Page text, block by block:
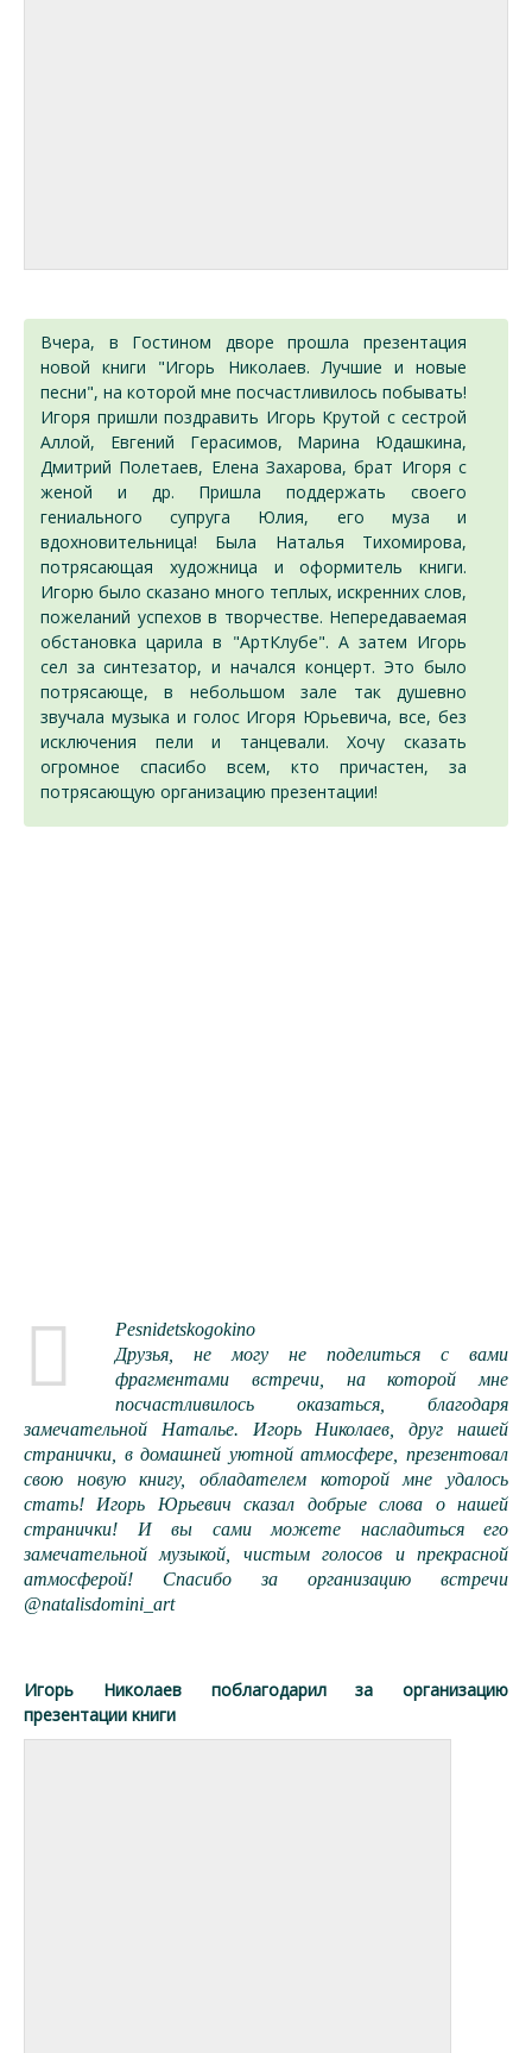
Вчера, в Гостином дворе прошла презентация
новой книги "Игорь Николаев. Лучшие и новые
песни", на которой мне посчастливилось побывать!
Игоря пришли поздравить Игорь Крутой с сестрой
Аллой, Евгений Герасимов, Марина Юдашкина,
Дмитрий Полетаев, Елена Захарова, брат Игоря с
женой и др. Пришла поддержать своего
гениального супруга Юлия, его муза и
вдохновительница! Была Наталья Тихомирова,
потрясающая художница и оформитель книги.
Игорю было сказано много теплых, искренних слов,
пожеланий успехов в творчестве. Непередаваемая
обстановка царила в "АртКлубе". А затем Игорь
сел за синтезатор, и начался концерт. Это было
потрясающе, в небольшом зале так душевно
звучала музыка и голос Игоря Юрьевича, все, без
исключения пели и танцевали. Хочу сказать
огромное спасибо всем, кто причастен, за
потрясающую организацию презентации!
Pesnidetskogokino
Друзья, не могу не поделиться с вами
фрагментами встречи, на которой мне
посчастливилось оказаться, благодаря
замечательной Наталье. Игорь Николаев, друг нашей
странички, в домашней уютной атмосфере, презентовал
свою новую книгу, обладателем которой мне удалось
стать! Игорь Юрьевич сказал добрые слова о нашей
странички! И вы сами можете насладиться его
замечательной музыкой, чистым голосов и прекрасной
атмосферой! Спасибо за организацию встречи
@natalisdomini_art
Игорь Николаев поблагодарилза организацию
презентации книги